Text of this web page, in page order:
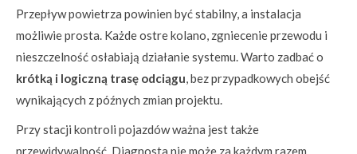
Przepływ powietrza powinien być stabilny, a instalacja
możliwie prosta. Każde ostre kolano, zgniecenie przewodu i
nieszczelność osłabiają działanie systemu. Warto zadbać o
krótką i logiczną trasę odciągu , bez przypadkowych obejść
wynikających z późnych zmian projektu.
Przy stacji kontroli pojazdów ważna jest także
przewidywalność. Diagnosta nie może za każdym razem